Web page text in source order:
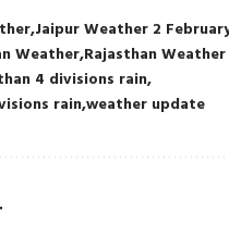
Jaipur Weather 2
Weather Rajasthan
4 divisions rain
rainweather update